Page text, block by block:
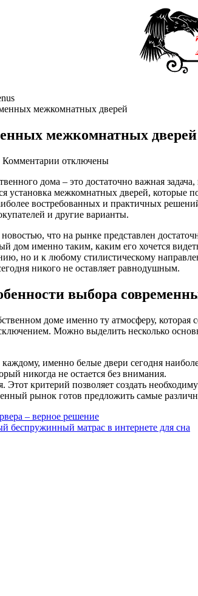
межкомнатных дверей
межкомнатных дверей
Комментарии к
Правила
выбора
современных
межкомнатных
отключены
дома – это достаточно важная
установка межкомнатных дверей,
востребованных и практичных
и другие варианты.
новостью, что на рынке представлен
дом именно таким, каким его хочется
но и к любому стилистическому
никого не оставляет равнодушным.
выбора
доме именно ту атмосферу,
Можно выделить несколько
именно белые двери сегодня
никогда не остается без внимания.
критерий позволяет создать
рынок готов предложить самые
– верное решение
беспружинный матрас в интернете для сна